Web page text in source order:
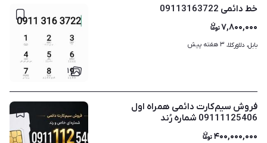
۱
خط دائمی 09113163722
۷,۸۰۰,۰۰۰
بابل، دلاورکلا، ۳ هفته پیش
فروش سیم‌کارت دائمی همراه اول
09111125406 شماره رُند
۴۰۰,۰۰۰,۰۰۰